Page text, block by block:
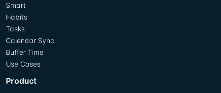
Smart
Habits
Tasks
Calendar Sync
Buffer Time
Use Cases
Product